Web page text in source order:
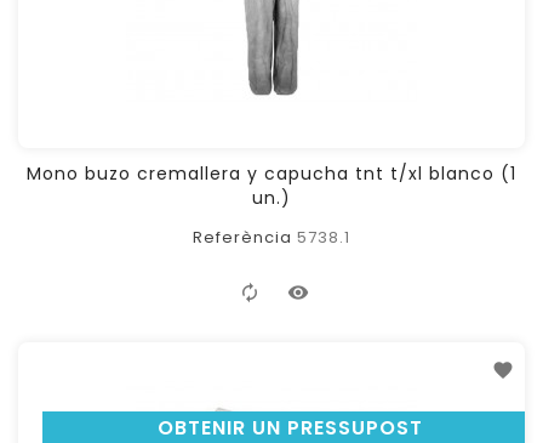
Mono buzo cremallera y capucha tnt t/xl blanco (1
un.)
Referència 5738.1
OBTENIR UN PRESSUPOST